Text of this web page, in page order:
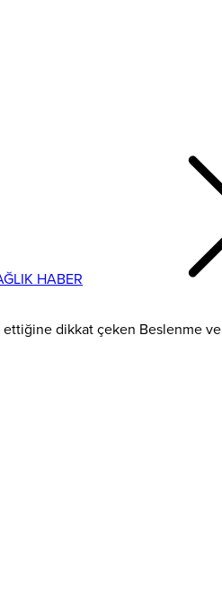
HABER
dikkat çeken Beslenme